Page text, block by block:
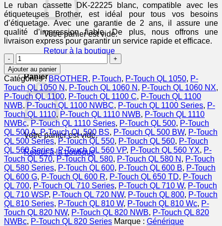
Votre panier est vide.
Retour à la boutique
0
Panier
Votre panier est vide.
Retour à la boutique
Le ruban cassette DK-22225 blanc, compatible avec les
étiqueteuses Brother, est idéal pour tous vos besoins
d’étiquetage. Avec une garantie de 2 ans, il assure une
qualité d’impression fiable. De plus, nous offrons une
livraison express pour garantir un service rapide et efficace.
quantité
de
DK22225
-
ruban
cassette
compatible
Brother
-
blanc
Ajouter au panier
Catégories :BROTHER, P-Touch, P-Touch QL 1050, P-
Touch QL 1050 N , P-Touch QL 1060 N , P-Touch QL 1060 NX,
P-Touch QL 1100, P-Touch QL 1100 C, P-Touch QL 1100
NWB, P-Touch QL 1100 NWBC, P-Touch QL 1100 Series, P-
Touch QL 1110, P-Touch QL 1110 NWB, P-Touch QL 1110
NWBc,P-Touch QL 1110 Series, P-Touch QL 500, P-Touch
QL 500 A,P-Touch QL 500 BS, P-Touch QL 500 BW, P-Touch
QL 500 Series, P-Touch QL 550, P-Touch QL 560, P-Touch
QL 560 Series,P-Touch QL 560 VP, P-Touch QL 560 YX, P-
Touch QL 570, P-Touch QL 580, P-Touch QL 580 N , P-Touch
QL 580 Series, P-Touch QL 600, P-Touch QL 600 B, P-Touch
QL 600 G, P-Touch QL 600 R, P-Touch QL 650 TD, P-Touch
QL 700, P-Touch QL 710 Series, P-Touch QL 710 W, P-Touch
QL 710 WSP, P-Touch QL 720 NW, P-Touch QL 800, P-Touch
QL 810 Series, P-Touch QL 810 W, P-Touch QL 810 Wc, P-
Touch QL 820 NW, P-Touch QL 820 NWB, P-Touch QL 820
NWBc, P-Touch QL 820 Series Marque : Générique